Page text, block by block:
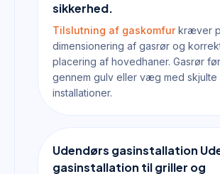
sikkerhed.
Tilslutning af gaskomfurkræver
dimensionering af gasrør og
placering af hovedhaner. Gasrør
gennem gulv eller væg med skjulte
installationer.
Udendørs gasinstallation
gasinstallation til griller og